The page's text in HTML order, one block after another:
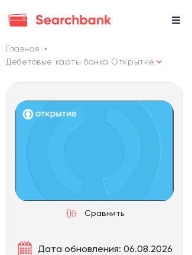
Главная
Дебетовые карты банка Открытие
Сравнить
Дата обновления: 06.08.2026